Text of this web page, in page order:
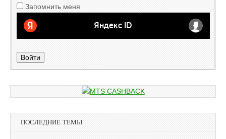
Запомнить меня
Войти
ПОСЛЕДНИЕ ТЕМЫ